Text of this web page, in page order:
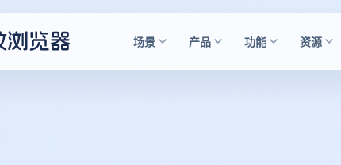
场景 产品 功能 资源